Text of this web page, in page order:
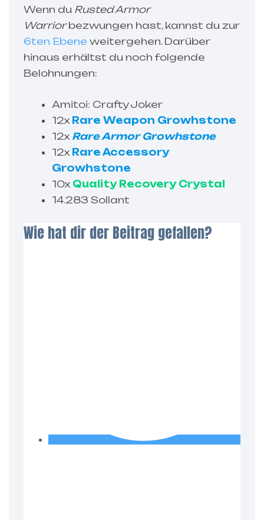
Wenn du Rusted Armor
Warriorbezwungen hast, kannst du zur
6ten Ebene weitergehen. Darüber
hinaus erhältst du noch folgende
Belohnungen:
Amitoi: Crafty Joker
12x Rare Weapon Growhstone
12x Rare Armor Growhstone
12x Rare Accessory
Growhstone
10x Quality Recovery Crystal
14.283 Sollant
Wie hat dir der Beitrag gefallen?